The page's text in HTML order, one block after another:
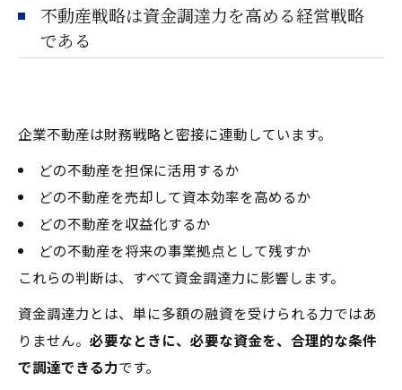
不動産戦略は資金調達力を高める経営戦略
である
企業不動産は財務戦略と密接に連動しています。
どの不動産を担保に活用するか
どの不動産を売却して資本効率を高めるか
どの不動産を収益化するか
どの不動産を将来の事業拠点として残すか
これらの判断は、すべて資金調達力に影響します。
資金調達力とは、単に多額の融資を受けられる力ではあ
りません。 必要なときに、必要な資金を、合理的な条件
で調達できる力です。